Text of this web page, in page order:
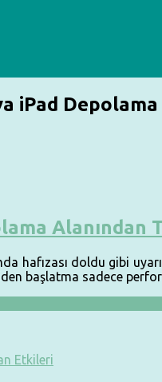
iPad
Alanından
hafızası doldu gibi
başlatma sadece
Etkileri